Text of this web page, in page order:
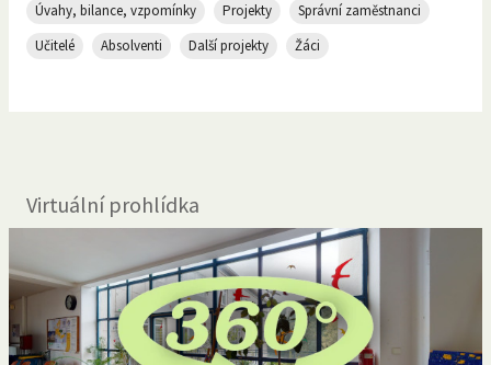
Úvahy, bilance, vzpomínky
Projekty
Správní zaměstnanci
Učitelé
Absolventi Další projekty Žáci
Virtuální prohlídka